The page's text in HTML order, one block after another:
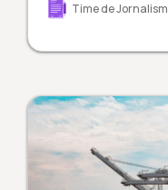
Time de